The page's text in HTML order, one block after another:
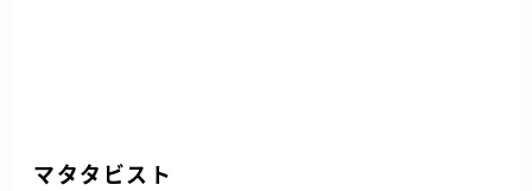
マタタビスト